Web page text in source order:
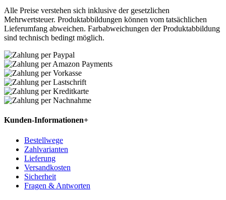
Alle Preise verstehen sich inklusive der gesetzlichen
Mehrwertsteuer. Produktabbildungen können vom tatsächlichen
Lieferumfang abweichen. Farbabweichungen der Produktabbildung
sind technisch bedingt möglich.
Kunden-Informationen+
Bestellwege
Zahlvarianten
Lieferung
Versandkosten
Sicherheit
Fragen & Antworten